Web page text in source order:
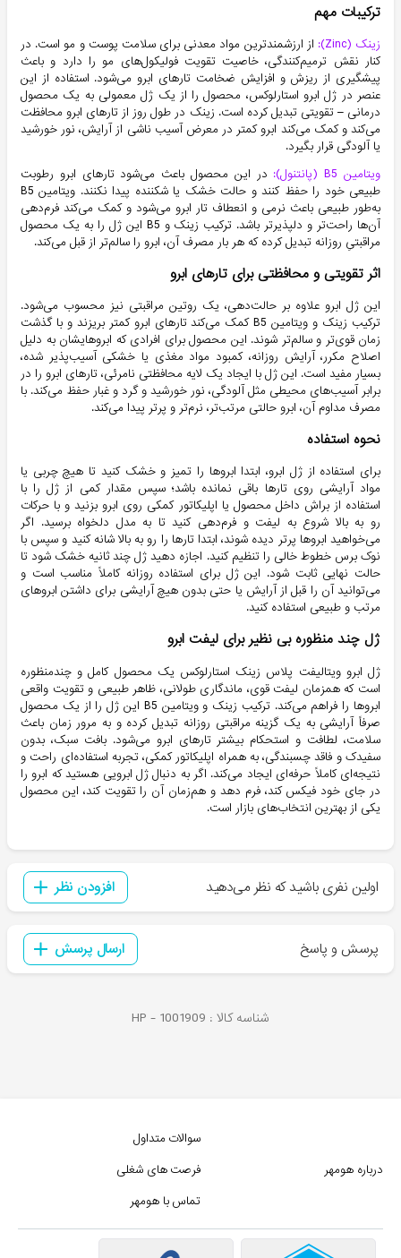
ترکیبات مهم
زینک (Zinc):
از ارزشمندترین مواد معدنی برای سلامت پوست و مو است. در
کنار نقش ترمیم‌کنندگی، خاصیت تقویت فولیکول‌های مو را دارد و باعث
پیشگیری از ریزش و افزایش ضخامت تارهای ابرو می‌شود. استفاده از این
عنصر در ژل ابرو استارلوکس، محصول را از یک ژل معمولی به یک محصول
درمانی – تقویتی تبدیل کرده است. زینک در طول روز از تارهای ابرو محافظت
می‌کند و کمک می‌کند ابرو کمتر در معرض آسیب ناشی از آرایش، نور خورشید
یا آلودگی قرار بگیرد.
ویتامین B5 (پانتنول):
در این محصول باعث می‌شود تارهای ابرو رطوبت
طبیعی خود را حفظ کنند و حالت خشک یا شکننده پیدا نکنند. ویتامین B5
به‌طور طبیعی باعث نرمی و انعطاف تار ابرو می‌شود و کمک می‌کند فرم‌دهی
آن‌ها راحت‌تر و دلپذیرتر باشد. ترکیب زینک و B5 این ژل را به یک محصول
مراقبتیِ روزانه تبدیل کرده که هر بار مصرف آن، ابرو را سالم‌تر از قبل می‌کند.
اثر تقویتی و محافظتی برای تارهای ابرو
این ژل ابرو علاوه بر حالت‌دهی، یک روتین مراقبتی نیز محسوب می‌شود.
ترکیب زینک و ویتامین B5 کمک می‌کند تارهای ابرو کمتر بریزند و با گذشت
زمان قوی‌تر و سالم‌تر شوند. این محصول برای افرادی که ابروهایشان به دلیل
اصلاح مکرر، آرایش روزانه، کمبود مواد مغذی یا خشکی آسیب‌پذیر شده،
بسیار مفید است. این ژل با ایجاد یک لایه محافظتی نامرئی، تارهای ابرو را در
برابر آسیب‌های محیطی مثل آلودگی، نور خورشید و گرد و غبار حفظ می‌کند. با
مصرف مداوم آن، ابرو حالتی مرتب‌تر، نرم‌تر و پرتر پیدا می‌کند.
نحوه استفاده
برای استفاده از ژل ابرو، ابتدا ابروها را تمیز و خشک کنید تا هیچ چربی یا
مواد آرایشی روی تارها باقی نمانده باشد؛ سپس مقدار کمی از ژل را با
استفاده از براش داخل محصول یا اپلیکاتور کمکی روی ابرو بزنید و با حرکات
رو به بالا شروع به لیفت و فرم‌دهی کنید تا به مدل دلخواه برسید. اگر
می‌خواهید ابروها پرتر دیده شوند، ابتدا تارها را رو به بالا شانه کنید و سپس با
نوک برس خطوط خالی را تنظیم کنید. اجازه دهید ژل چند ثانیه خشک شود تا
حالت نهایی ثابت شود. این ژل برای استفاده روزانه کاملاً مناسب است و
می‌توانید آن را قبل از آرایش یا حتی بدون هیچ آرایشی برای داشتن ابروهای
مرتب و طبیعی استفاده کنید.
ژل چند منظوره بی نظیر برای لیفت ابرو
ژل ابرو ویتالیفت پلاس زینک استارلوکس یک محصول کامل و چندمنظوره
است که همزمان لیفت قوی، ماندگاری طولانی، ظاهر طبیعی و تقویت واقعی
ابروها را فراهم می‌کند. ترکیب زینک و ویتامین B5 این ژل را از یک محصول
صرفاً آرایشی به یک گزینه مراقبتی روزانه تبدیل کرده و به مرور زمان باعث
سلامت، لطافت و استحکام بیشتر تارهای ابرو می‌شود. بافت سبک، بدون
سفیدک و فاقد چسبندگی، به همراه اپلیکاتور کمکی، تجربه استفاده‌ای راحت و
نتیجه‌ای کاملاً حرفه‌ای ایجاد می‌کند. اگر به دنبال ژل ابرویی هستید که ابرو را
در جای خود فیکس کند، فرم دهد و هم‌زمان آن را تقویت کند، این محصول
یکی از بهترین انتخاب‌های بازار است.
اولین نفری باشید که نظر می‌دهید افزودن نظر
پرسش و پاسخ ارسال پرسش
شناسه کالا : HP - 1001909
درباره هومهر
سوالات متداول
فرصت های شغلی
تماس با هومهر